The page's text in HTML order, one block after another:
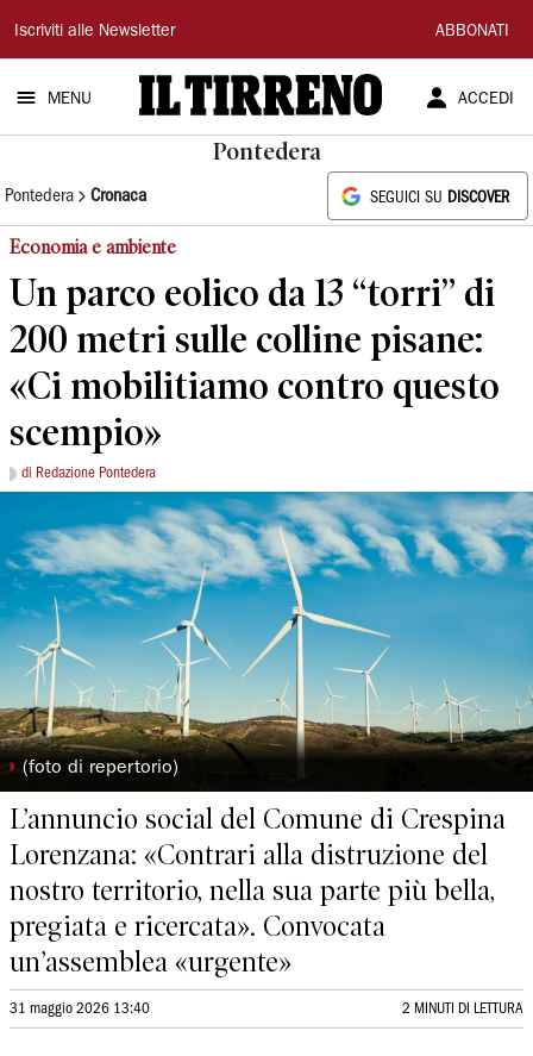
Il
Tirreno
Iscriviti alle Newsletter ABBONATI
MENU ACCEDI
Pontedera
Pontedera Cronaca SEGUICI SU DISCOVER
Economia e ambiente
Un parco eolico da 13 “torri” di
200 metri sulle colline pisane:
«Ci mobilitiamo contro questo
scempio»
di Redazione Pontedera
◗ (foto di repertorio)
L’annuncio social del Comune di Crespina
Lorenzana: «Contrari alla distruzione del
nostro territorio, nella sua parte più bella,
pregiata e ricercata». Convocata
un’assemblea «urgente»
31 maggio 2026 13:40 2 MINUTI DI LETTURA